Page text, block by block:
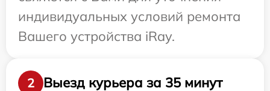
индивидуальных условий ремонта
Вашего устройства iRay.
2
Выезд курьера за 35 минут